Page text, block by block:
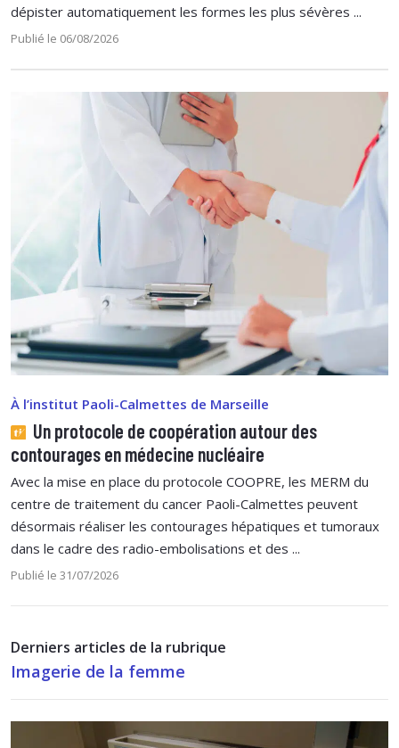
dépister automatiquement les formes les plus sévères ...
Publié le 06/08/2026
À l’institut Paoli-Calmettes de Marseille
Un protocole de coopération autour des
contourages en médecine nucléaire
Avec la mise en place du protocole COOPRE, les MERM du
centre de traitement du cancer Paoli-Calmettes peuvent
désormais réaliser les contourages hépatiques et tumoraux
dans le cadre des radio-embolisations et des ...
Publié le 31/07/2026
Derniers articles de la rubrique
Imagerie de la femme